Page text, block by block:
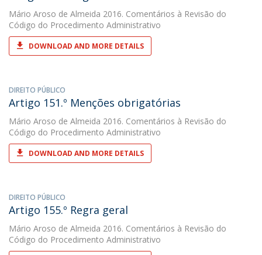
Mário Aroso de Almeida 2016. Comentários à Revisão do
Código do Procedimento Administrativo
DOWNLOAD AND MORE DETAILS
DIREITO PÚBLICO
Artigo 151.º Menções obrigatórias
Mário Aroso de Almeida 2016. Comentários à Revisão do
Código do Procedimento Administrativo
DOWNLOAD AND MORE DETAILS
DIREITO PÚBLICO
Artigo 155.º Regra geral
Mário Aroso de Almeida 2016. Comentários à Revisão do
Código do Procedimento Administrativo